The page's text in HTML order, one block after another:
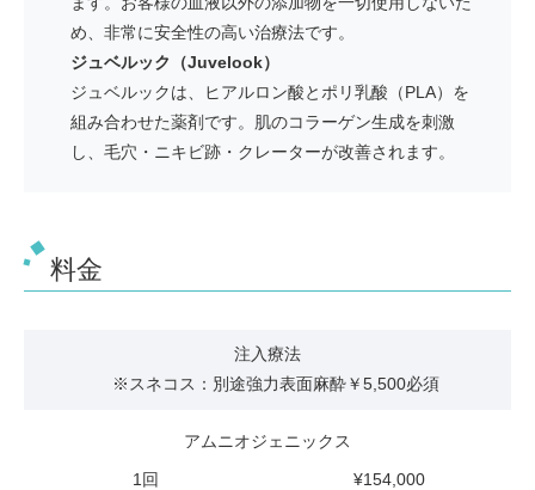
め、非常に安全性の高い治療法です。
ジュベルック（Juvelook）
ジュベルックは、ヒアルロン酸とポリ乳酸（PLA）を
組み合わせた薬剤です。肌のコラーゲン生成を刺激
し、毛穴・ニキビ跡・クレーターが改善されます。
料金
注⼊療法
※スネコス：別途強⼒表⾯⿇酔￥5,500必須
アムニオジェニックス
1回
154,000